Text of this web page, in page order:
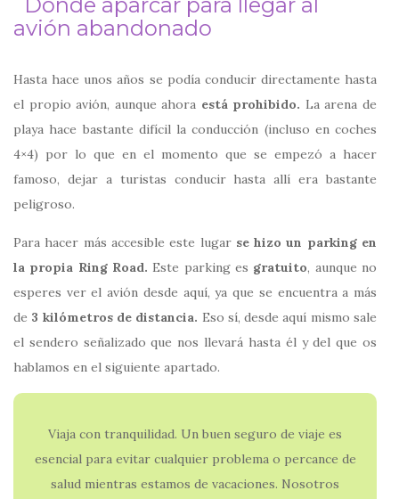
avión abandonado
Hasta hace unos años se podía conducir directamente hasta
el propio avión, aunque ahora está prohibido. La arena de
playa hace bastante difícil la conducción (incluso en coches
4×4) por lo que en el momento que se empezó a hacer
famoso, dejar a turistas conducir hasta allí era bastante
peligroso.
Para hacer más accesible este lugar se hizo un parking en
la propia Ring Road. Este parking es gratuito, aunque no
esperes ver el avión desde aquí, ya que se encuentra a más
de 3 kilómetros de distancia. Eso sí, desde aquí mismo sale
el sendero señalizado que nos llevará hasta él y del que os
hablamos en el siguiente apartado.
Viaja con tranquilidad. Un buen seguro de viaje es
esencial para evitar cualquier problema o percance de
salud mientras estamos de vacaciones. Nosotros